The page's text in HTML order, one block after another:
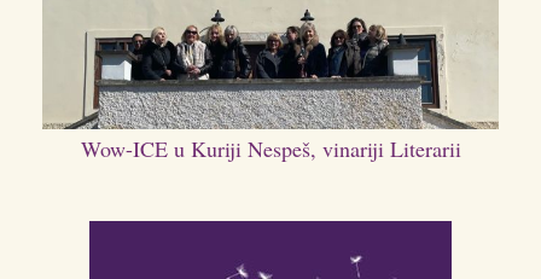
Wow-ICE u Kuriji Nespeš, vinariji Literarii